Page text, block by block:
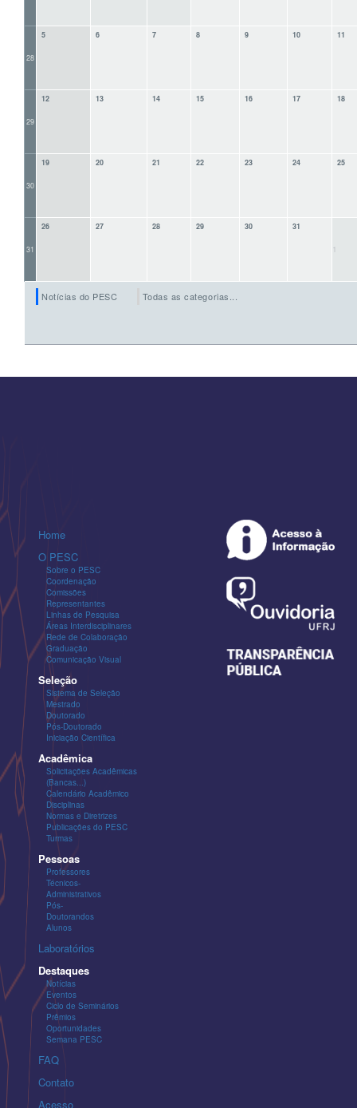
28
5 6 7 8 9 10 11
29
12 13 14 15 16 17 18
30
19 20 21 22 23 24 25
31
26 27 28 29 30 31
1
Notícias do PESC Todas as categorias...
Home
O PESC
Sobre o PESC
Coordenação
Comissões
Representantes
Linhas de Pesquisa
Áreas Interdisciplinares
Rede de Colaboração
Graduação
Comunicação Visual
Seleção
Sistema de Seleção
Mestrado
Doutorado
Pós-Doutorado
Iniciação Científica
Acadêmica
Solicitações Acadêmicas
(Bancas...)
Calendário Acadêmico
Disciplinas
Normas e Diretrizes
Publicações do PESC
Turmas
Pessoas
Professores
Técnicos-
Administrativos
Pós-
Doutorandos
Alunos
Laboratórios
Destaques
Notícias
Eventos
Ciclo de Seminários
Prêmios
Oportunidades
Semana PESC
FAQ
Contato
Acesso